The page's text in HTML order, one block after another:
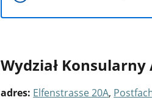
Wydział Konsularny
adres: Elfenstrasse 20A,